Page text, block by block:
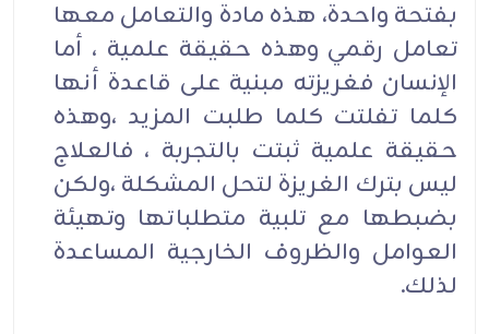
بفتحة واحدة، هذه مادة والتعامل معها
تعامل رقمي وهذه حقيقة علمية ، أما
الإنسان فغريزته مبنية على قاعدة أنها
كلما تفلتت كلما طلبت المزيد ،وهذه
حقيقة علمية ثبتت بالتجربة ، فالعلاج
ليس بترك الغريزة لتحل المشكلة ،ولكن
بضبطها مع تلبية متطلباتها وتهيئة
العوامل والظروف الخارجية المساعدة
لذلك.